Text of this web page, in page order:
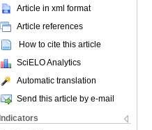
Article in xml format
Article references
How to cite this article
SciELO Analytics
Automatic translation
Send this article by e-mail
Indicators